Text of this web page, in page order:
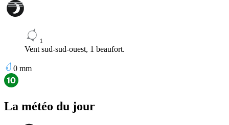
1
Vent sud-sud-ouest, 1 beaufort.
0 mm
La météo du jour